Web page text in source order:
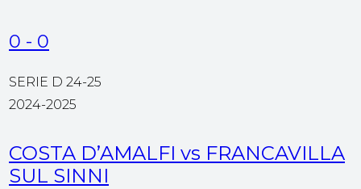
0 - 0
SERIE D 24-25
2024-2025
COSTA D’AMALFI vs FRANCAVILLA
SUL SINNI